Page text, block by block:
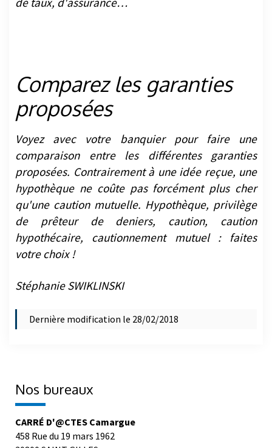
Comparez les garanties
proposées
Voyez avec votre banquier pour faire une
comparaison entre les différentes garanties
proposées. Contrairement à une idée reçue, une
hypothèque ne coûte pas forcément plus cher
qu'une caution mutuelle. Hypothèque, privilège
de prêteur de deniers, caution, caution
hypothécaire, cautionnement mutuel : faites
votre choix !
Stéphanie SWIKLINSKI
Dernière modification le 28/02/2018
Nos bureaux
CARRÉ D'@CTES Camargue
458 Rue du 19 mars 1962